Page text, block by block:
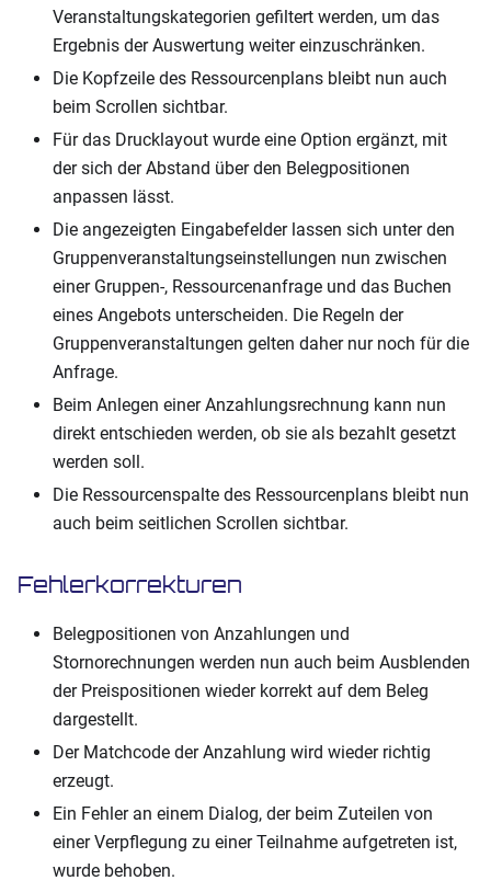
Veranstaltungskategorien gefiltert werden, um das
Ergebnis der Auswertung weiter einzuschränken.
Die Kopfzeile des Ressourcenplans bleibt nun auch
beim Scrollen sichtbar.
Für das Drucklayout wurde eine Option ergänzt, mit
der sich der Abstand über den Belegpositionen
anpassen lässt.
Die angezeigten Eingabefelder lassen sich unter den
Gruppenveranstaltungseinstellungen nun zwischen
einer Gruppen-, Ressourcenanfrage und das Buchen
eines Angebots unterscheiden. Die Regeln der
Gruppenveranstaltungen gelten daher nur noch für die
Anfrage.
Beim Anlegen einer Anzahlungsrechnung kann nun
direkt entschieden werden, ob sie als bezahlt gesetzt
werden soll.
Die Ressourcenspalte des Ressourcenplans bleibt nun
auch beim seitlichen Scrollen sichtbar.
Fehlerkorrekturen
Belegpositionen von Anzahlungen und
Stornorechnungen werden nun auch beim Ausblenden
der Preispositionen wieder korrekt auf dem Beleg
dargestellt.
Der Matchcode der Anzahlung wird wieder richtig
erzeugt.
Ein Fehler an einem Dialog, der beim Zuteilen von
einer Verpflegung zu einer Teilnahme aufgetreten ist,
wurde behoben.